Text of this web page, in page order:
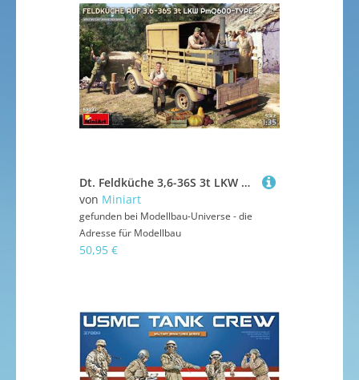
Dt. Feldküche 3,6-36S 3t LKW PmQ600
von Miniart
gefunden bei Modellbau-Universe - die
Adresse für Modellbau
50,95 €